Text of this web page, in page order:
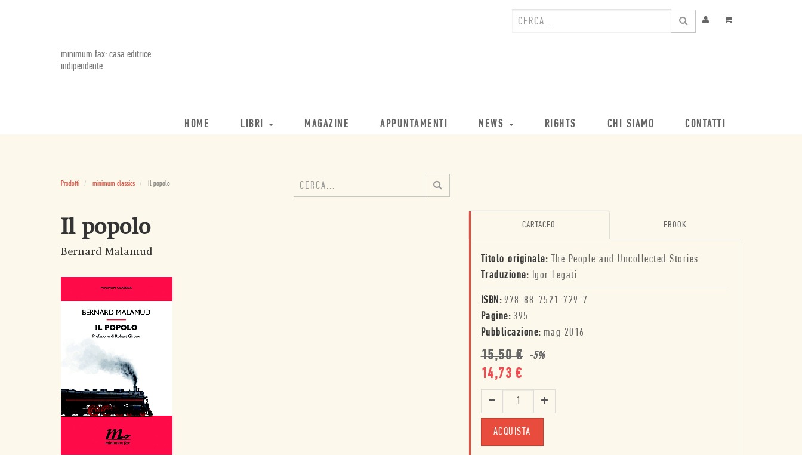
minimum fax: casa editrice
indipendente
HOME LIBRI MAGAZINE APPUNTAMENTI NEWS RIGHTS CHI SIAMO CONTATTI
Prodotti minimum classics Il popolo
Il popolo
Bernard Malamud
CARTACEO EBOOK
Titolo originale: The People and Uncollected Stories
Traduzione: Igor Legati
ISBN: 978-88-7521-729-7
Pagine: 395
Pubblicazione: mag 2016
15,50€ -5%
14,73 €
ACQUISTA